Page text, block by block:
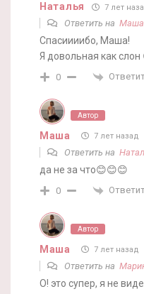
Наталья 7 лет
Ответить на Маша
Спасиииибо, Маша!
Я довольная как слон
0
Автор
Маша 7 лет назад
Ответить на
да не за что😊😊😊
0
Автор
Маша 7 лет назад
Ответить на
О! это супер, я не